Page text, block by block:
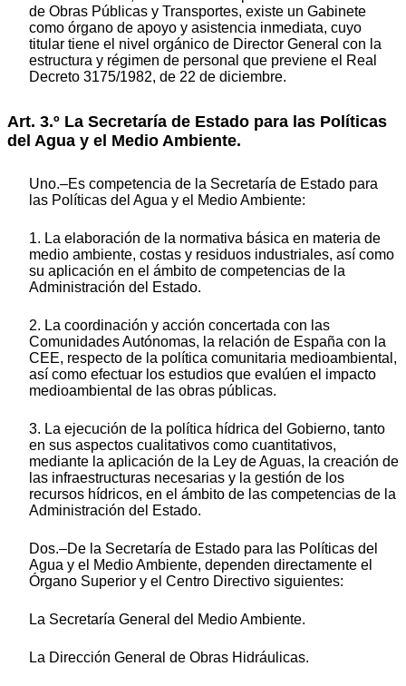
de Obras Públicas y Transportes, existe un Gabinete
como órgano de apoyo y asistencia inmediata, cuyo
titular tiene el nivel orgánico de Director General con la
estructura y régimen de personal que previene el Real
Decreto 3175/1982, de 22 de diciembre.
Art. 3.º La Secretaría de Estado para las Políticas
del Agua y el Medio Ambiente.
Uno.–Es competencia de la Secretaría de Estado para
las Políticas del Agua y el Medio Ambiente:
1. La elaboración de la normativa básica en materia de
medio ambiente, costas y residuos industriales, así como
su aplicación en el ámbito de competencias de la
Administración del Estado.
2. La coordinación y acción concertada con las
Comunidades Autónomas, la relación de España con la
CEE, respecto de la política comunitaria medioambiental,
así como efectuar los estudios que evalúen el impacto
medioambiental de las obras públicas.
3. La ejecución de la política hídrica del Gobierno, tanto
en sus aspectos cualitativos como cuantitativos,
mediante la aplicación de la Ley de Aguas, la creación de
las infraestructuras necesarias y la gestión de los
recursos hídricos, en el ámbito de las competencias de la
Administración del Estado.
Dos.–De la Secretaría de Estado para las Políticas del
Agua y el Medio Ambiente, dependen directamente el
Órgano Superior y el Centro Directivo siguientes:
La Secretaría General del Medio Ambiente.
La Dirección General de Obras Hidráulicas.